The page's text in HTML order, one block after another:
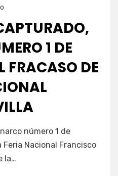
1 DE
FRACASO DE
número 1 de
Nacional Francisco
la…